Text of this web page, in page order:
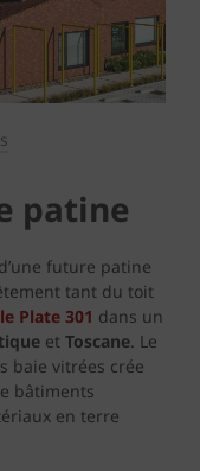
patine
future patine
tant du toit
Plate 301 dans un
et Toscane. Le
baie vitrées crée
bâtiments
en terre